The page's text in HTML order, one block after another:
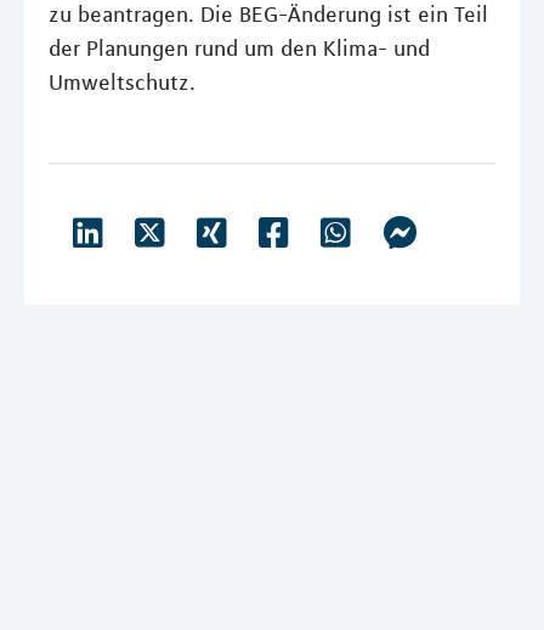
zu beantragen. Die BEG-Änderung ist ein Teil
der Planungen rund um den Klima- und
Umweltschutz.